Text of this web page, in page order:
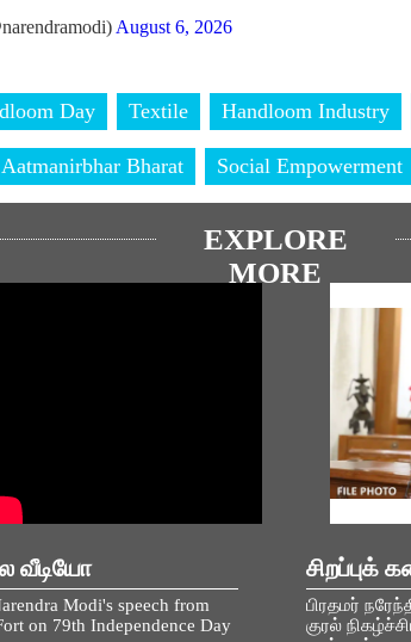
August 6, 2026
Day Textile Handloom Industry
Aatmanirbhar Bharat Social Empowerment
EXPLORE
MORE
வீடியோ
Modi's speech from
on 79th Independence Day
சிறப்புக்
பிரதமர்
குரல்